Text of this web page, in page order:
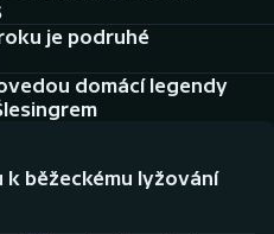
je podruhé
domácí legendy
běžeckému lyžování